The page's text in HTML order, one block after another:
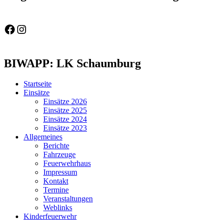
Feuerwehr Gemeinde Wölpinghausen
fw_gemeinde_woelpinghausen
BIWAPP: LK Schaumburg
Startseite
Einsätze
Einsätze 2026
Einsätze 2025
Einsätze 2024
Einsätze 2023
Allgemeines
Berichte
Fahrzeuge
Feuerwehrhaus
Impressum
Kontakt
Termine
Veranstaltungen
Weblinks
Kinderfeuerwehr